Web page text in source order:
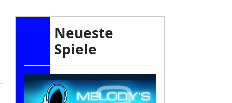
Neueste
Spiele